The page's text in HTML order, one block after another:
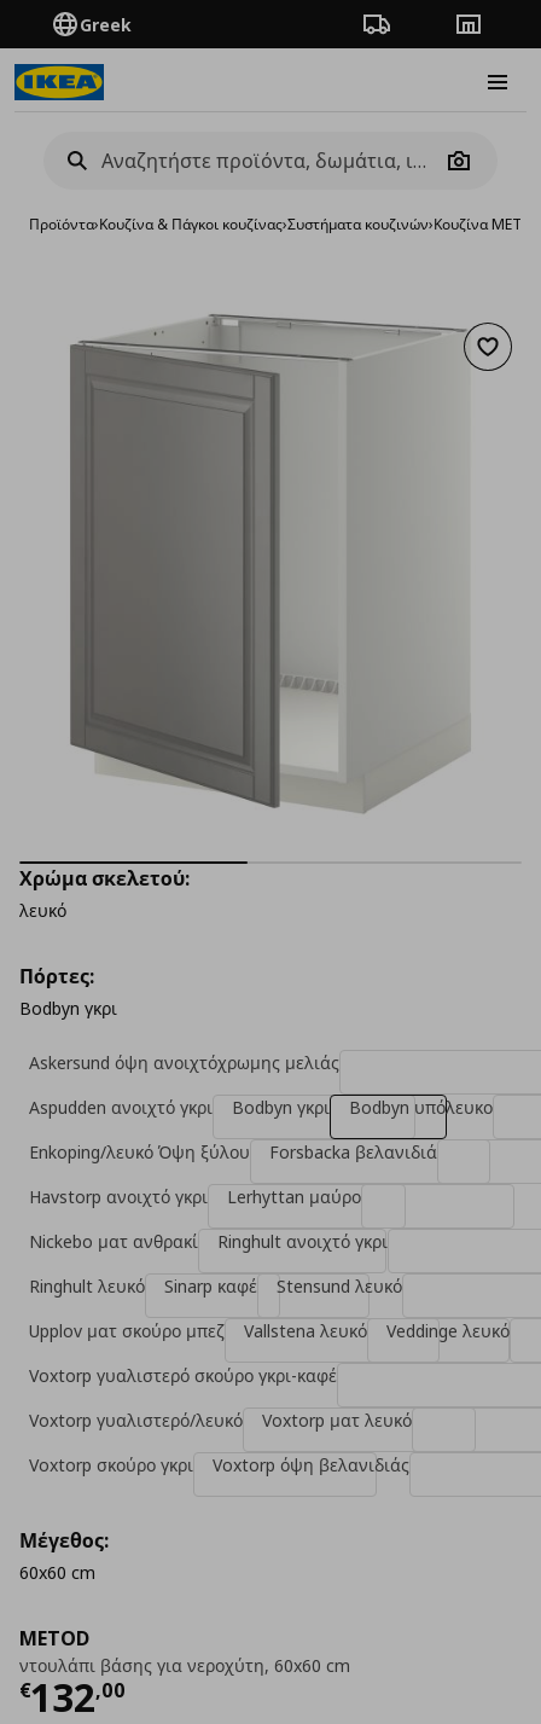
Greek Πορεία παραγγελίας
Camera
Προϊόντα›Κουζίνα & Πάγκοι κουζίνας›Συστήματα κουζινών›Κουζίνα
METOD
ντουλάπι βάσης για νεροχύτη, 60x60 cm
€132,00
Τρέχουσα τιμή
Χρώμα σκελετού:
λευκό
Πόρτες:
Bodbyn γκρι
Askersund όψη ανοιχτόχρωμης μελιάς
Aspudden ανοιχτό γκρι
Bodbyn γκρι
Bodbyn υπόλευκο
Enkoping/λευκό Όψη ξύλου
Forsbacka βελανιδιά
Havstorp ανοιχτό γκρι
Lerhyttan μαύρο
Nickebo ματ ανθρακί
Ringhult ανοιχτό γκρι
Ringhult λευκό
Sinarp καφέ
Stensund λευκό
Upplov ματ σκούρο μπεζ
Vallstena λευκό
Veddinge λευκό
Voxtorp γυαλιστερό σκούρο γκρι-καφέ
Voxtorp γυαλιστερό/λευκό
Voxtorp ματ λευκό
Voxtorp σκούρο γκρι
Voxtorp όψη βελανιδιάς
Μέγεθος:
60x60 cm